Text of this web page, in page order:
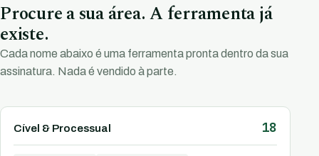
Procure a sua área. A ferramenta já
existe.
Cada nome abaixo é uma ferramenta pronta dentro da sua
assinatura. Nada é vendido à parte.
Cível & Processual 18